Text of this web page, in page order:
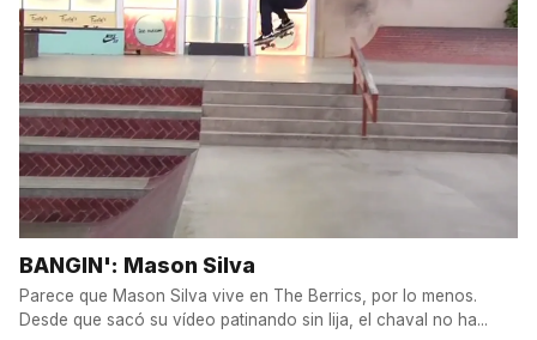
BANGIN': Mason Silva
Parece que Mason Silva vive en The Berrics, por lo menos.
Desde que sacó su vídeo patinando sin lija, el chaval no ha...